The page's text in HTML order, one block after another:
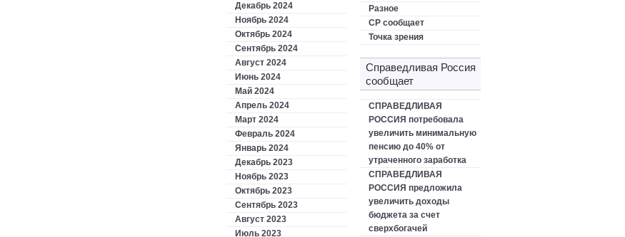
Декабрь 2024
Ноябрь 2024
Октябрь 2024
Сентябрь 2024
Август 2024
Июнь 2024
Май 2024
Апрель 2024
Март 2024
Февраль 2024
Январь 2024
Декабрь 2023
Ноябрь 2023
Октябрь 2023
Сентябрь 2023
Август 2023
Июль 2023
Разное
СР сообщает
Точка зрения
Справедливая Россия
сообщает
СПРАВЕДЛИВАЯ
РОССИЯ потребовала
увеличить минимальную
пенсию до 40% от
утраченного заработка
СПРАВЕДЛИВАЯ
РОССИЯ предложила
увеличить доходы
бюджета за счет
сверхбогачей